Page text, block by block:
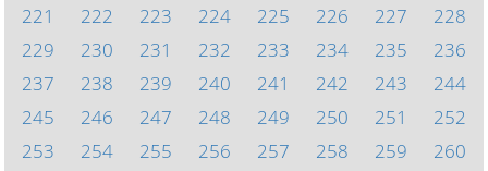
221
222 223 224 225 226 227
228
229
230 231 232 233 234 235
236
237
238 239 240 241 242 243
244
245
246 247 248 249 250 251
252
253
254 255 256 257 258 259
260